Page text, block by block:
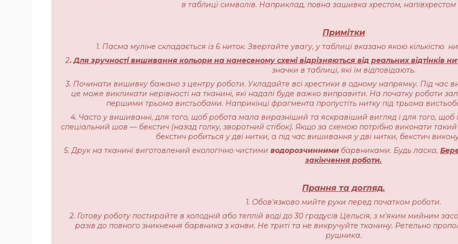
в таблиці символів. Наприклад, повна зашивка хрестом, напівхрестом
Примітки
1. Пасма муліне складається із 6 ниток. Звертайте увагу, у таблиці вказано якою кількістю
2.Для зручності вишивання кольори на нанесеному схемі відрізняються від реальних відтінків
значки в таблиці, які їм відповідають.
3. Починати вишивку бажано з центру роботи. Укладайте всі хрестики в одному напрямку. Під час
це може викликати нерівності на тканині, які надалі буде важко виправити. На початку роботи
першими трьома вистьобами. Наприкінці фрагмента пропустіть нитку під трьома
4. Часто у вишиванні, для того, щоб робота мала виразніший та яскравіший вигляд і для того, щоб
спеціальний шов — бекстич (назад голку, зворотний стібок). Якщо за схемою потрібно виконати
бекстич робиться у дві нитки, а під час вишивання у дві нитки, бекстич
5. Друк на тканині виготовлений екологічно чистими водорозчинними барвниками. Будь ласка,
закінчення роботи.
Прання та догляд.
1. Обов'язково мийте руки перед початком роботи.
2. Готову роботу постирайте в холодній або теплій воді до 30 градусів Цельсія, з м'яким мийним
разів до повного зникнення барвника з канви. Не триті та не викручуйте тканину. Ретельно
рушника.